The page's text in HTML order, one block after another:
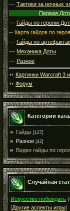
--- Тактики за ночных
Первая
--- Гайды по героям
-- Карта гайдов по
--- Гайды по
--- Механика Доты
--- Разное
Картинки Warcraft 3
Форум
Категории
Гайды [127]
Разное [42]
Видео гайды по
Случайная
Искусство побеждать (
[Другие аспекты игры]